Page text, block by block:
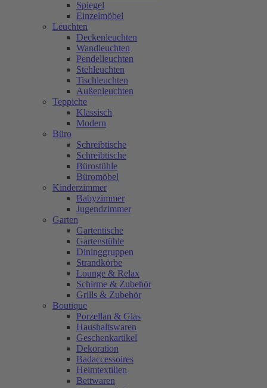
Spiegel
Einzelmöbel
Leuchten
Deckenleuchten
Wandleuchten
Pendelleuchten
Stehleuchten
Tischleuchten
Außenleuchten
Teppiche
Klassisch
Modern
Büro
Schreibtische
Schreibtische
Bürostühle
Büromöbel
Kinderzimmer
Babyzimmer
Jugendzimmer
Garten
Gartentische
Gartenstühle
Dininggruppen
Strandkörbe
Lounge & Relax
Schirme & Zubehör
Grills & Zubehör
Boutique
Porzellan & Glas
Haushaltswaren
Geschenkartikel
Dekoration
Badaccessoires
Heimtextilien
Bettwaren